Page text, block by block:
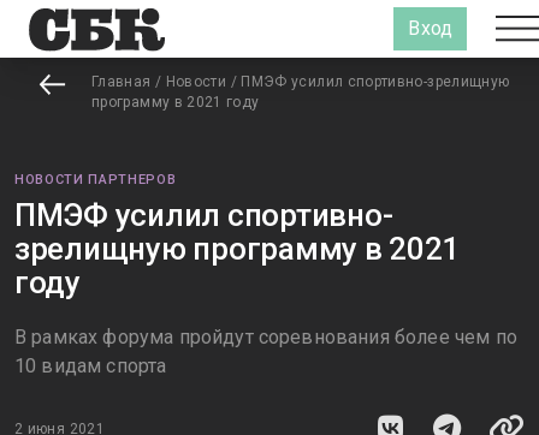
Вход
Главная / Новости / ПМЭФ усилил спортивно-зрелищную
программу в 2021 году
НОВОСТИ ПАРТНЕРОВ
ПМЭФ усилил спортивно-
зрелищную программу в 2021
году
В рамках форума пройдут соревнования более чем по
10 видам спорта
2 июня 2021